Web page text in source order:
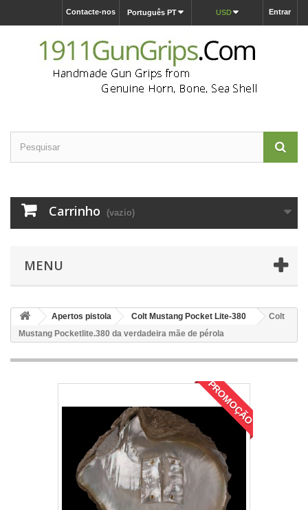
Entrar
USD
Português PT
Contacte-nos
Carrinho (vazio)
MENU
Apertos pistola Colt Mustang Pocket Lite-380
Colt
Mustang Pocketlite.380 da verdadeira mãe de pérola
PROMOÇÃO